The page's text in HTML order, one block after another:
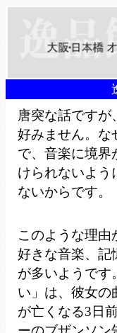
唐突な話です
好みません。な
で、音楽に境界
けられないよう
ないからです。
このような理
好きな音楽、記
が多いようです
い」は、彼女の
が亡くなる3日